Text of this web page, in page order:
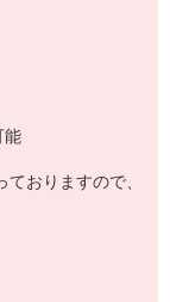
能
おりますので、